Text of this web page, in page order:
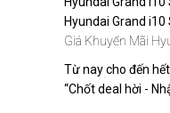
Hyundai Grand i10
Giá Khuyến Mãi
Từ nay cho đến
“Chốt deal hời -